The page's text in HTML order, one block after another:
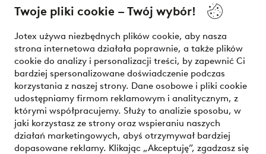
Twoje pliki cookie – Twój wybór!
Jotex używa niezbędnych plików cookie, aby nasza
strona internetowa działała poprawnie, a także plików
cookie do analizy i personalizacji treści, by zapewnić Ci
bardziej spersonalizowane doświadczenie podczas
korzystania z naszej strony. Dane osobowe i pliki cookie
udostępniamy firmom reklamowym i analitycznym, z
którymi współpracujemy. Służy to analizie sposobu, w
jaki korzystasz ze strony oraz wspieraniu naszych
działań marketingowych, abyś otrzymywał bardziej
dopasowane reklamy. Klikając „Akceptuję”, zgadzasz się
Warunki
Bezpieczne płatności - zapłać teraz lub podziel się
Chcesz dowiedzieć się więcej o naszych opcjach płatności